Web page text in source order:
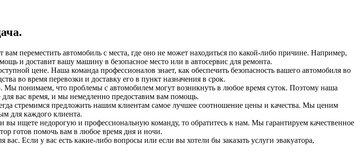
переместить автомобиль с места, где оно не может находиться по какой-либо причине. Например,
и доставит вашу машину в безопасное место или в автосервис для ремонта.
цене. Наша команда профессионалов знает, как обеспечить безопасность вашего автомобиля во
во время перевозки и доставку его в пункт назначения в срок.
Мы понимаем, что проблемы с автомобилем могут возникнуть в любое время суток. Поэтому наша
вас время, и мы немедленно предоставим вам помощь.
стремимся предложить нашим клиентам самое лучшее соотношение цены и качества. Мы ценим
для каждого клиента.
ищете недорогую и профессиональную команду, то обратитесь к нам. Мы гарантируем качественное
готов помочь вам в любое время дня и ночи.
Если у вас есть какие-либо вопросы или если вы хотели бы заказать услуги эвакуатора,